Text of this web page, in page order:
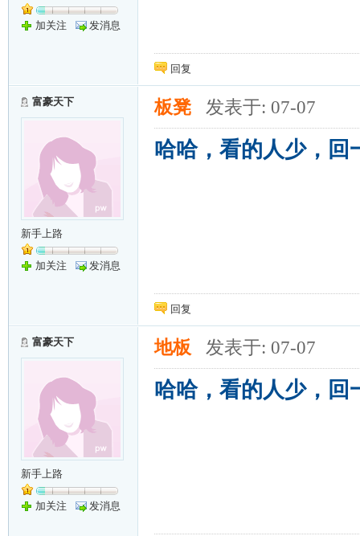
加关注 发消息
回复
富豪天下
新手上路
加关注 发消息
板凳 发表于: 07-07
哈哈，看的人少，回
回复
富豪天下
新手上路
加关注 发消息
地板 发表于: 07-07
哈哈，看的人少，回